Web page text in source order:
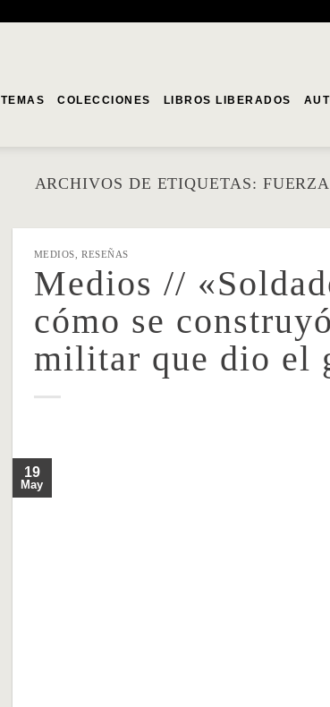
TEMAS COLECCIONES LIBROS LIBERADOS
ARCHIVOS DE ETIQUETAS:
MEDIOS RESEÑAS
Medios //
cómo se
militar que dio el
19
May